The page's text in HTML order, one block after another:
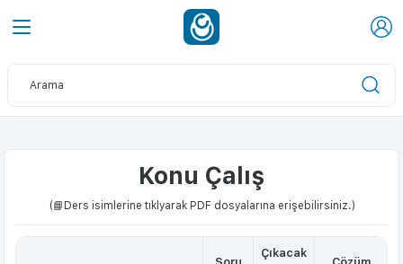
Konu Çalış
(📘Ders isimlerine tıklyarak PDF dosyalarına erişebilirsiniz.)
Çıkacak